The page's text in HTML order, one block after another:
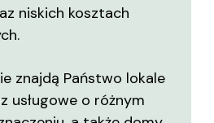
niskich kosztach
znajdą Państwo lokale
usługowe o różnym